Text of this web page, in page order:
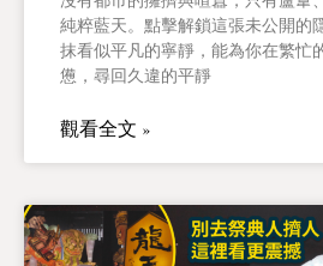
純粹藍天。點擊解鎖這張未公開的
抹看似平凡的寧靜，能為你在繁忙
憊，尋回久違的平靜
觀看全文 »